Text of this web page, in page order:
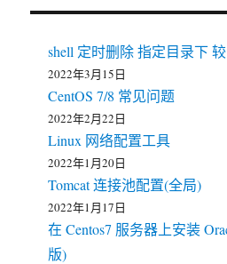
shell 定时删除 指定目录下
2022年3月15日
CentOS 7/8 常见问题
2022年2月22日
Linux 网络配置工具
2022年1月20日
Tomcat 连接池配置(全局)
2022年1月17日
在 Centos7 服务器上安装
版)